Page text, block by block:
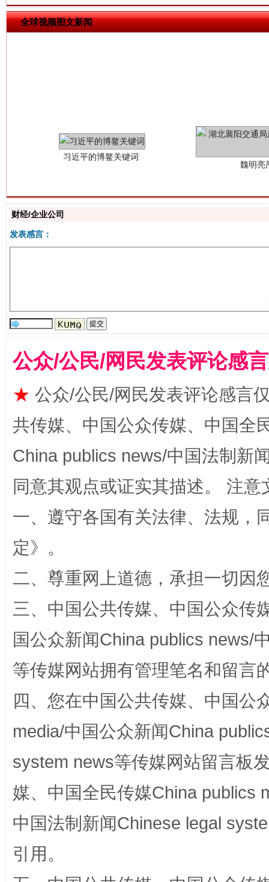
全球视频图文新闻
生
解纷+调解+退费，一次搞定
站台名比不上好声名
财经/企业公司
发表感言：
公众/公民/网民发表评论感
★ 公众/公民/网民发表评论感言
共传媒、中国公众传媒、中国全
China publics news/中国法制新
同意其观点或证实其描述。 注
一、遵守各国有关法律、法规，
定》。
二、尊重网上道德，承担一切因
三、中国公共传媒、中国公众传
国公众新闻China publics news/
等传媒网站拥有管理笔名和留言
四、您在中国公共传媒、中国公
media/中国公众新闻China
system news等传媒网站留言板
媒、中国全民传媒China publics
中国法制新闻Chinese legal
引用。